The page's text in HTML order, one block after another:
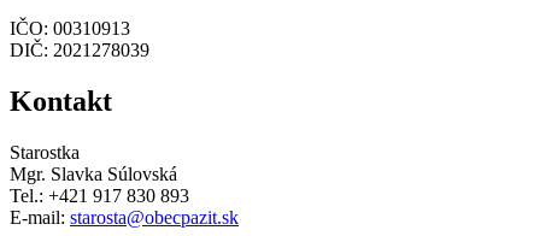
IČO: 00310913
DIČ: 2021278039
Kontakt
Starostka
Mgr. Slavka Súlovská
Tel.: +421 917 830 893
E-mail: starosta@obecpazit.sk